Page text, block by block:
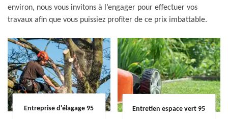
environ, nous vous invitons à l’engager pour effectuer vos
travaux afin que vous puissiez profiter de ce prix imbattable.
Entreprise d'élagage 95 Entretien espace vert 95